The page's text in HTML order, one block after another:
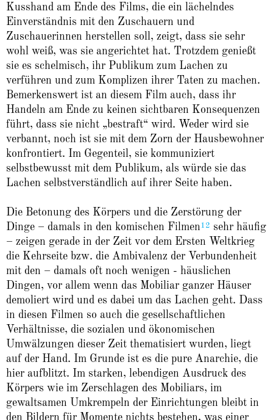
Kusshand am Ende des Films, die ein lächelndes
Einverständnis mit den Zuschauern und
Zuschauerinnen herstellen soll, zeigt, dass sie sehr
wohl weiß, was sie angerichtet hat. Trotzdem genießt
sie es schelmisch, ihr Publikum zum Lachen zu
verführen und zum Komplizen ihrer Taten zu machen.
Bemerkenswert ist an diesem Film auch, dass ihr
Handeln am Ende zu keinen sichtbaren Konsequenzen
führt, dass sie nicht „bestraft“ wird. Weder wird sie
verbannt, noch ist sie mit dem Zorn der Hausbewohner
konfrontiert. Im Gegenteil, sie kommuniziert
selbstbewusst mit dem Publikum, als würde sie das
Lachen selbstverständlich auf ihrer Seite haben.
Die Betonung des Körpers und die Zerstörung der
Dinge – damals in den komischen Filmen12 sehr häufig
– zeigen gerade in der Zeit vor dem Ersten Weltkrieg
die Kehrseite bzw. die Ambivalenz der Verbundenheit
mit den – damals oft noch wenigen - häuslichen
Dingen, vor allem wenn das Mobiliar ganzer Häuser
demoliert wird und es dabei um das Lachen geht. Dass
in diesen Filmen so auch die gesellschaftlichen
Verhältnisse, die sozialen und ökonomischen
Umwälzungen dieser Zeit thematisiert wurden, liegt
auf der Hand. Im Grunde ist es die pure Anarchie, die
hier aufblitzt. Im starken, lebendigen Ausdruck des
Körpers wie im Zerschlagen des Mobiliars, im
gewaltsamen Umkrempeln der Einrichtungen bleibt in
den Bildern für Momente nichts bestehen, was einer